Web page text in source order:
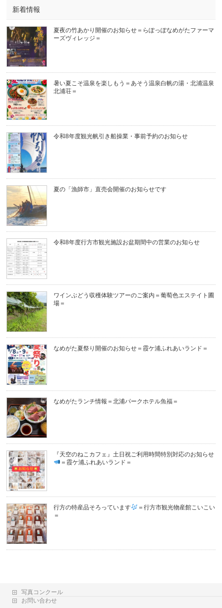
新着情報
夏夜の竹あかり開催のお知らせ＝らぽっぽなめがたファーマ
ーズヴィレッジ＝
暑い夏こそ温泉を楽しもう＝あそう温泉白帆の湯・北浦温泉
北浦荘＝
令和8年度観光帆引き船操業・事前予約のお知らせ
夏の「漁師市」直売会開催のお知らせです
令和8年度行方市観光施設お盆期間中の営業のお知らせ
ワインぶどう収穫体験ツアーのご案内＝葡萄色エステイト圃
場＝
なめがた夏祭り開催のお知らせ＝霞ケ浦ふれあいランド＝
なめがたランチ情報＝北浦パークホテル魚福＝
『天空のねこカフェ』土日祝ご利用時間特別対応のお知らせ
＝霞ケ浦ふれあいランド＝
行方の特産品そろっています
＝行方市観光物産館こいこい
＝
写真コンクール
お問い合わせ